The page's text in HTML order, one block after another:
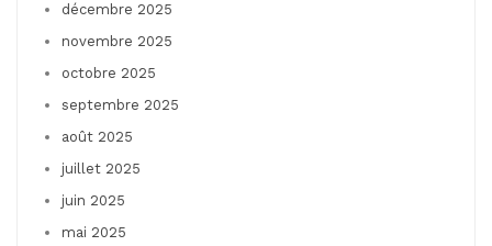
décembre 2025
novembre 2025
octobre 2025
septembre 2025
août 2025
juillet 2025
juin 2025
mai 2025